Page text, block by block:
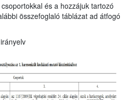
és a hozzájuk tartozó
összefoglaló táblázat ad átfogó